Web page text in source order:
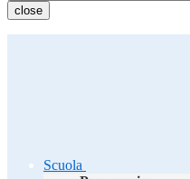
close
Scuola